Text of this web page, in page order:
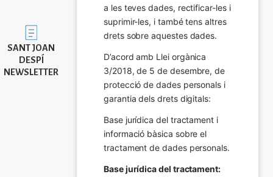
Imatge
SANT JOAN
DESPÍ
NEWSLETTER
a les teves dades, rectificar-les i
suprimir-les, i també tens altres
drets sobre aquestes dades.
D’acord amb Llei orgànica
3/2018, de 5 de desembre, de
protecció de dades personals i
garantia dels drets digitals:
Base jurídica del tractament i
informació bàsica sobre el
tractament de dades personals.
Base jurídica del tractament: